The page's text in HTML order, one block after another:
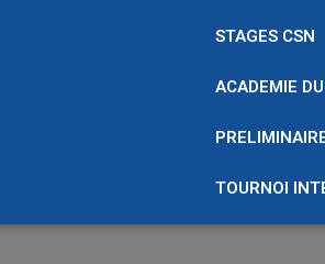
STAGES CSN
ACADEMIE
TOURNOI